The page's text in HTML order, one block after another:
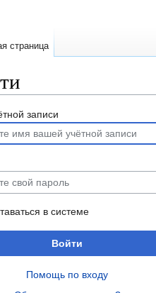
записи
в системе
Войти
Помощь по входу
страница